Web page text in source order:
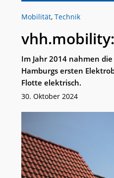
Mobilität, Technik
Im Jahr 2014 nahmen
Hamburgs ersten
Flotte elektrisch.
30. Oktober 2024